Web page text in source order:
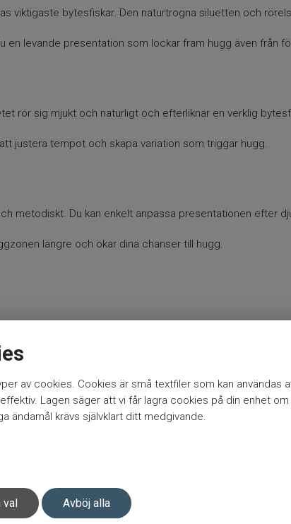
av cookies. Cookies är små textfiler som kan användas
Lagen säger att vi får lagra cookies på din enhet
ändamål krävs självklart ditt medgivande.
val Avböj alla
viktigaste bytesfiskar. Den naturtrogna siluetten och
levande presentation som lockar fram hugg även från
rör sig mjukt och naturligt och efterliknar en verklig
justera tempot och skapa variation som triggar hugg.
metodiskt. Du kan enkelt anpassa presentationen efter
längre och ökar dina chanser till hugg.